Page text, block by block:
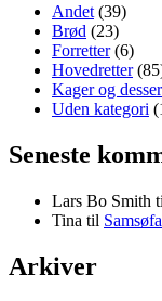
Andet (39)
Brød (23)
Forretter(6)
Hovedretter
Kager og
Uden kategori
Seneste
Lars Bo Smith
Tina til
Arkiver